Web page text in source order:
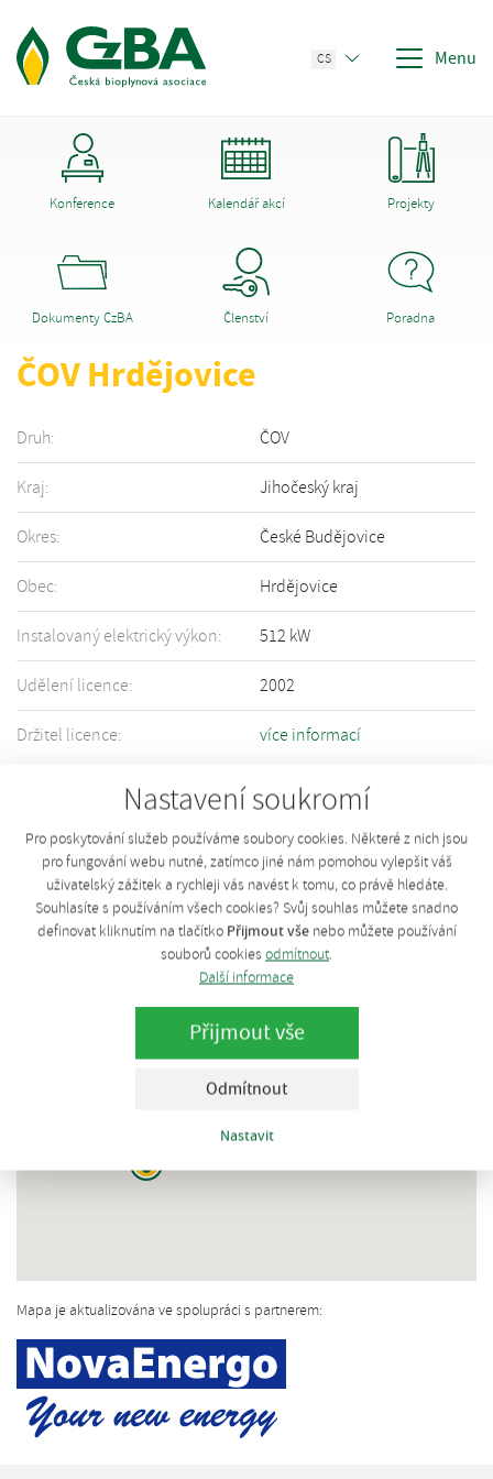
Nastavení soukromí
Pro poskytování služeb používáme soubory cookies. Některé z nich jsou
pro fungování webu nutné, zatímco jiné nám pomohou vylepšit váš
uživatelský zážitek a rychleji vás navést k tomu, co právě hledáte.
Souhlasíte s používáním všech cookies? Svůj souhlas můžete snadno
definovat kliknutím na tlačítko Přijmout všenebo můžete používání
souborů cookies odmítnout.
Další informace
Přijmout vše
Odmítnout
Nastavit
CS Menu
Konference Kalendář akcí Projekty
Dokumenty CzBA Členství Poradna
ČOV Hrdějovice
Druh: ČOV
Kraj: Jihočeský kraj
Okres: České Budějovice
Obec: Hrdějovice
Instalovaný elektrický výkon: 512 kW
Udělení licence: 2002
Držitel licence: více informací
Informace o Vašem zařízení nejsou přesné či úplné? Upravte informace
formuláře.
Mapa je aktualizována ve spolupráci s partnerem: